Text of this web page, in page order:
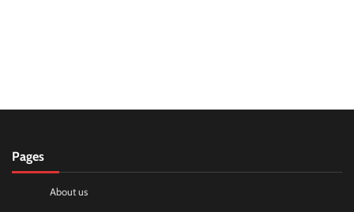
Pages
About us